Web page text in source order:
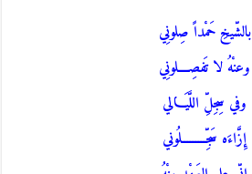
بالشّيخِ حَمْداً صِلونِي
وعنْهُ لا تَفصِــــلونِي
وفي سِجِلِّ اللَّيَـــالي
إِزَّاءَه سَجِّـــــــــلُوني